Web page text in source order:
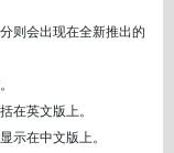
则会出现在全新推出的
在英文版上。
示在中文版上。